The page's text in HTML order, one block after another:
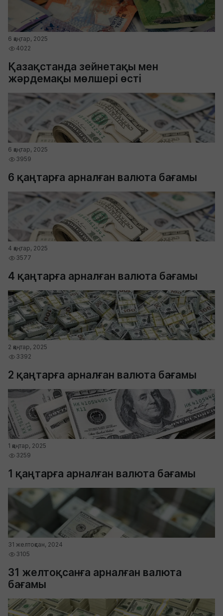
6 қаңтар, 2025
4022
Қазақстанда зейнетақы мен
жәрдемақы мөлшері өсті
6 қаңтар, 2025
3959
6 қаңтарға арналған валюта бағамы
4 қаңтар, 2025
3577
4 қаңтарға арналған валюта бағамы
2 қаңтар, 2025
3392
2 қаңтарға арналған валюта бағамы
1 қаңтар, 2025
3259
1 қаңтарға арналған валюта бағамы
31 желтоқсан, 2024
3105
31 желтоқсанға арналған валюта
бағамы